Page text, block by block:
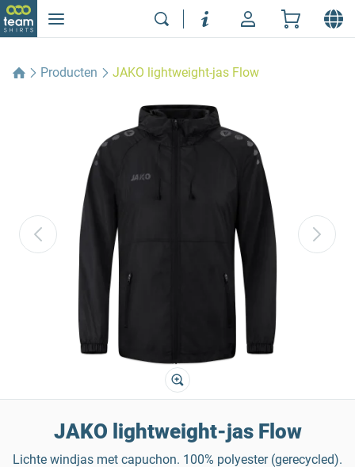
Producten JAKO lightweight-jas Flow
JAKO lightweight-jas Flow
Lichte windjas met capuchon. 100% polyester (gerecycled).